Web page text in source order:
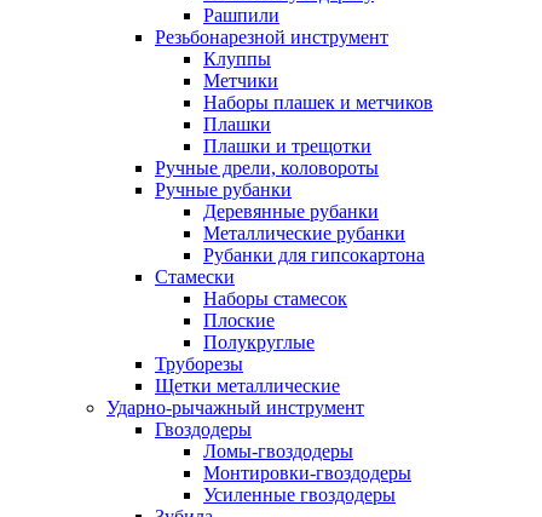
Рашпили
Резьбонарезной инструмент
Клуппы
Метчики
Наборы плашек и метчиков
Плашки
Плашки и трещотки
Ручные дрели, коловороты
Ручные рубанки
Деревянные рубанки
Металлические рубанки
Рубанки для гипсокартона
Стамески
Наборы стамесок
Плоские
Полукруглые
Труборезы
Щетки металлические
Ударно-рычажный инструмент
Гвоздодеры
Ломы-гвоздодеры
Монтировки-гвоздодеры
Усиленные гвоздодеры